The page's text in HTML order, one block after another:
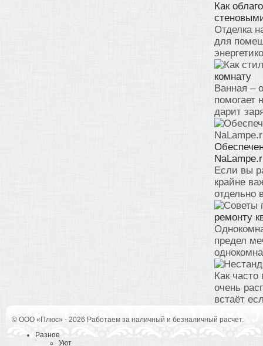
Как
Отделка
для
комнату
Ванная –
помогает
дарит
Если вы
крайне
отдельно
ремонту
предел
Как
очень
встаёт
© ООО «Плюс» - 2026 Работаем за наличный и безналичный расчет.
Разное
Уют